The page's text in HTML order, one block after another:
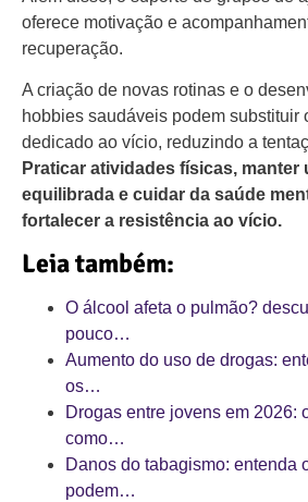
oferece motivação e
recuperação.
A criação de novas rotinas e o
hobbies saudáveis podem substituir
dedicado ao vício, reduzindo a
Praticar atividades físicas, manter
equilibrada e cuidar da saúde
fortalecer a resistência ao vício.
Leia também:
O álcool afeta o pulmão?
pouco…
Aumento do uso de drogas:
os…
Drogas entre jovens em 2026:
como…
Danos do tabagismo: entenda
podem…